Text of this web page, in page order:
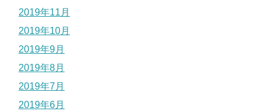
2019年11月
2019年10月
2019年9月
2019年8月
2019年7月
2019年6月